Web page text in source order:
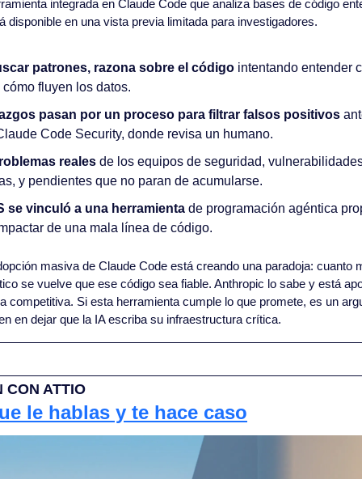
integrada en Claude Code que analiza bases de código
disponible en una vista previa limitada para investigadores.
patrones, razona sobre el código intentando entender
fluyen los datos.
pasan por un proceso para filtrar falsos positivos
Code Security, donde revisa un humano.
reales de los equipos de seguridad,
y pendientes que no paran de acumularse.
se vinculó a una herramienta de programación agéntica
de una mala línea de código.
masiva de Claude Code está creando una paradoja: cuanto
se vuelve que ese código sea fiable. Anthropic lo sabe y está
competitiva. Si esta herramienta cumple lo que promete, es un
en dejar que la IA escriba su infraestructura crítica.
CON ATTIO
le hablas y te hace caso